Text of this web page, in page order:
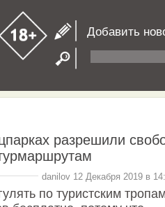
Добавить
разрешили
danilov 12 Декабря 2019 в
по туристским